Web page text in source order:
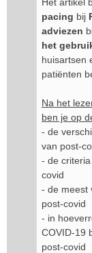
pacing bij
adviezen
het
huisartsen
patiënten
Na het
ben je op
- de
van post-
- de
covid
- de meest
post-covid
- in
COVID-19
post-covid